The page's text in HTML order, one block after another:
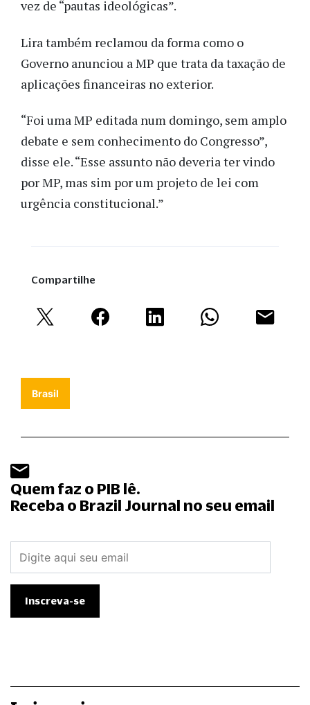
vez de “pautas ideológicas”.
Lira também reclamou da forma como o
Governo anunciou a MP que trata da taxação de
aplicações financeiras no exterior.
“Foi uma MP editada num domingo, sem amplo
debate e sem conhecimento do Congresso”,
disse ele. “Esse assunto não deveria ter vindo
por MP, mas sim por um projeto de lei com
urgência constitucional.”
Compartilhe
Brasil
Quem faz o PIB lê.
Receba o Brazil Journal no seu email